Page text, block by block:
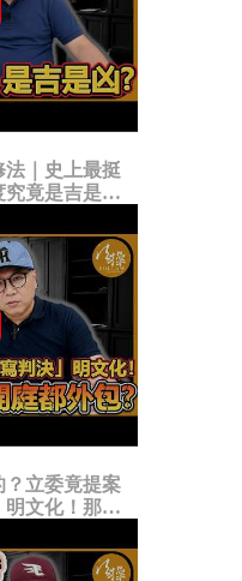
｜史上最挺
究竟是吉是
？立委竟提案
文化！那以